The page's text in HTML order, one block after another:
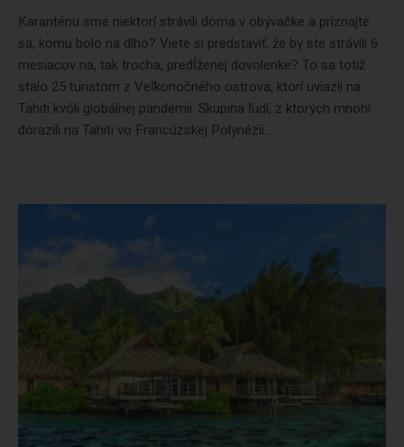
Karanténu sme niektorí strávili doma v obývačke a priznajte
sa, komu bolo na dlho? Viete si predstaviť, že by ste strávili 6
mesiacov na, tak trocha, predĺženej dovolenke? To sa totiž
stalo 25 turistom z Veľkonočného ostrova, ktorí uviazli na
Tahiti kvôli globálnej pandémii. Skupina ľudí, z ktorých mnohí
dorazili na Tahiti vo Francúzskej Polynézii...